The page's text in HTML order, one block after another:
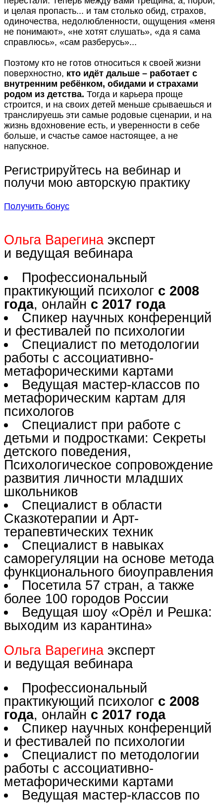
и целая пропасть... и там столько обид, страхов,
одиночества, недолюбленности, ощущения «меня
не понимают», «не хотят слушать», «да я сама
справлюсь», «сам разберусь»...
Поэтому кто не готов относиться к своей жизни
поверхностно, кто идёт дальше – работает с
внутренним ребёнком, обидами и страхами
родом из детства. Тогда и карьера проще
строится, и на своих детей меньше срываешься и
транслируешь эти самые родовые сценарии, и на
жизнь вдохновение есть, и уверенности в себе
больше, и счастье самое настоящее, а не
напускное.
Регистрируйтесь на вебинар и
получи мою авторскую практику
Получить бонус
Ольга Варегина эксперт
и ведущая вебинара
Профессиональный
практикующий психолог с 2008
года, онлайн с 2017 года
Спикер научных конференций
и фестивалей по психологии
Специалист по методологии
работы с ассоциативно-
метафорическими картами
Ведущая мастер-классов по
метафорическим картам для
психологов
Специалист при работе с
детьми и подростками: Секреты
детского поведения,
Психологическое сопровождение
развития личности младших
школьников
Специалист в области
Сказкотерапии и Арт-
терапевтических техник
Специалист в навыках
саморегуляции на основе метода
функционального биоуправления
Посетила 57 стран, а также
более 100 городов России
Ведущая шоу «Орёл и Решка:
выходим из карантина»
Ольга Варегина эксперт
и ведущая вебинара
Профессиональный
практикующий психолог с 2008
года, онлайн с 2017 года
Спикер научных конференций
и фестивалей по психологии
Специалист по методологии
работы с ассоциативно-
метафорическими картами
Ведущая мастер-классов по